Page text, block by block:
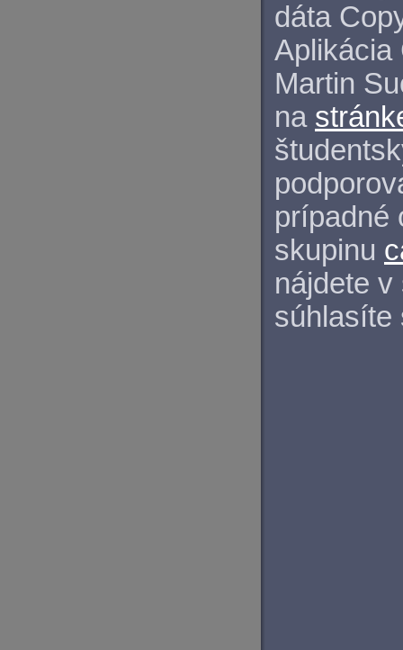
dáta
Aplikácia
Martin
na
prípadné
skupinu
nájdete